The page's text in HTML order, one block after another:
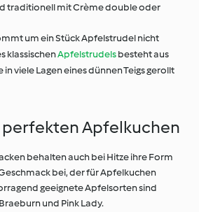
traditionell mit Crème double oder
um ein Stück Apfelstrudel nicht
klassischenApfelstrudelsbesteht aus
viele Lagen eines dünnen Teigs gerollt
perfekten Apfelkuchen
behalten auch bei Hitze ihre Form
bei, der für Apfelkuchen
geeignete Apfelsorten sind
und Pink Lady.